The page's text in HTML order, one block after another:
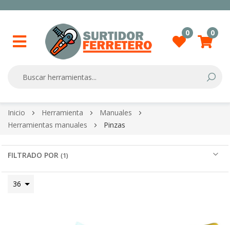
0 0
Skip
to
Inicio Herramienta
Manuales
Herramientas manuales
Pinzas
FILTRADO POR